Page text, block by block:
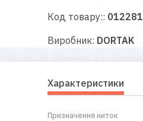
Код товару:: 012281
Виробник: DORTAK
Характеристики
Призначення ниток